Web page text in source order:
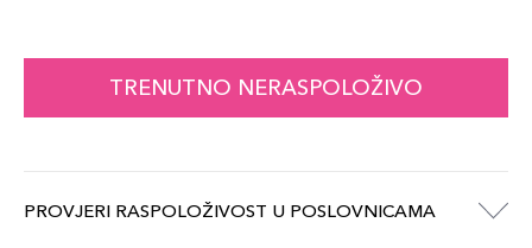
TRENUTNO NERASPOLOŽIVO
PROVJERI RASPOLOŽIVOST U POSLOVNICAMA